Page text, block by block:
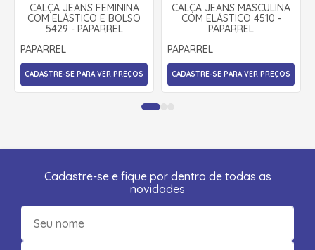
CALÇA JEANS FEMININA
COM ELÁSTICO E BOLSO
5429 - PAPARREL
PAPARREL
CADASTRE-SE PARA VER PREÇOS
CALÇA JEANS MASCULINA
COM ELÁSTICO 4510 -
PAPARREL
PAPARREL
CADASTRE-SE PARA VER PREÇOS
Cadastre-se e fique por dentro de todas as
novidades